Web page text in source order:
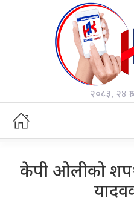
२०८३, २४
केपी ओलीको शपथ